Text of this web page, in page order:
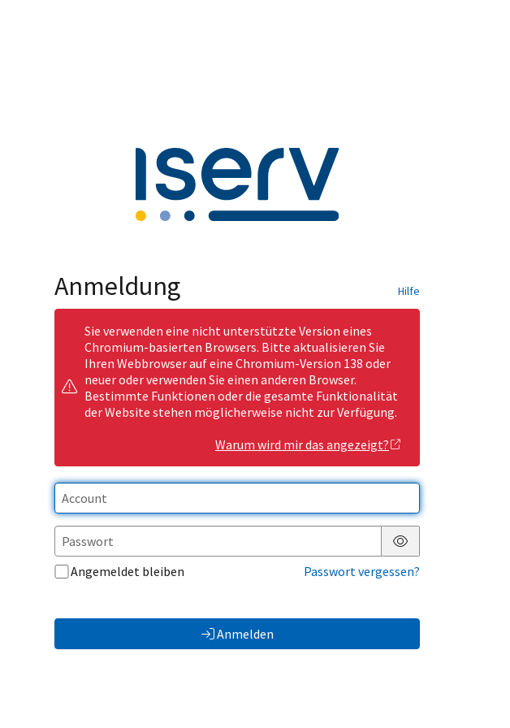
Anmeldung Hilfe
Sie verwenden eine nicht unterstützte Version eines
Chromium-basierten Browsers. Bitte aktualisieren Sie
Ihren Webbrowser auf eine Chromium-Version 138 oder
neuer oder verwenden Sie einen anderen Browser.
Bestimmte Funktionen oder die gesamte Funktionalität
der Website stehen möglicherweise nicht zur Verfügung.
Warum wird mir das angezeigt?
Passwort anzeigen
Angemeldet bleiben
Passwort vergessen?
Anmelden